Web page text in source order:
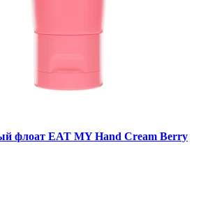
флоат EAT MY Hand Cream Berry